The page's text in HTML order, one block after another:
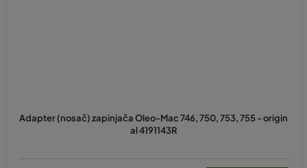
Adapter (nosač) zapinjača Oleo-Mac 746, 750, 753, 755 - origin
al 4191143R